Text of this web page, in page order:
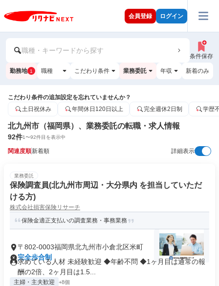
会員登録 ログイン
職種・キーワードから探す
条件保存
勤務地 1 職種 こだわり条件 業務委託 年収 新着のみ
こだわり条件の追加設定を忘れていませんか？
土日祝休み
年間休日120日以上 完全週休2日制 学歴
北九州市（福岡県）、業務委託の転職・求人情報
92件1〜92件目を表示中
関連度順新着順 詳細表示
業務委託
保険調査員(北九州市周辺・大分県内 を担当していただ
ける方)
株式会社損害保険リサーチ
保険金適正支払いの調査業務・事務業務
〒802-0003福岡県北九州市小倉北区米町
完全歩合制
求めている人材 未経験歓迎 ◆年齢不問 ◆1ヶ月目は通常の報
酬の2倍、2ヶ月目は1.5...
主婦・主夫歓迎 +8個